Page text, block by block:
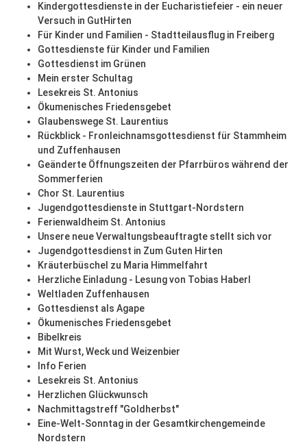
Kindergottesdienste in der Eucharistiefeier - ein neuer
Versuch in GutHirten
Für Kinder und Familien - Stadtteilausflug in Freiberg
Gottesdienste für Kinder und Familien
Gottesdienst im Grünen
Mein erster Schultag
Lesekreis St. Antonius
Ökumenisches Friedensgebet
Glaubenswege St. Laurentius
Rückblick - Fronleichnamsgottesdienst für Stammheim
und Zuffenhausen
Geänderte Öffnungszeiten der Pfarrbüros während der
Sommerferien
Chor St. Laurentius
Jugendgottesdienste in Stuttgart-Nordstern
Ferienwaldheim St. Antonius
Unsere neue Verwaltungsbeauftragte stellt sich vor
Jugendgottesdienst in Zum Guten Hirten
Kräuterbüschel zu Maria Himmelfahrt
Herzliche Einladung - Lesung von Tobias Haberl
Weltladen Zuffenhausen
Gottesdienst als Agape
Ökumenisches Friedensgebet
Bibelkreis
Mit Wurst, Weck und Weizenbier
Info Ferien
Lesekreis St. Antonius
Herzlichen Glückwunsch
Nachmittagstreff "Goldherbst"
Eine-Welt-Sonntag in der Gesamtkirchengemeinde
Nordstern